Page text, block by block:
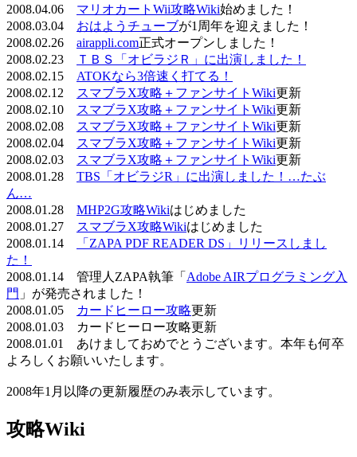
2008.04.06 マリオカートWii攻略Wiki始めました！
2008.03.04 おはようチューブが1周年を迎えました！
2008.02.26 airappli.com正式オープンしました！
2008.02.23
ＴＢＳ「オビラジＲ」に出演しました！
2008.02.15 ATOKなら3倍速く打てる！
2008.02.12
スマブラX攻略＋ファンサイトWiki更新
2008.02.10
スマブラX攻略＋ファンサイトWiki更新
2008.02.08
スマブラX攻略＋ファンサイトWiki更新
2008.02.04
スマブラX攻略＋ファンサイトWiki更新
2008.02.03
スマブラX攻略＋ファンサイトWiki更新
2008.01.28 TBS「オビラジR」に出演しました！…たぶ
ん…
2008.01.28 MHP2G攻略Wikiはじめました
2008.01.27
スマブラX攻略Wikiはじめました
2008.01.14
「ZAPA PDF READER DS」リリースしまし
た！
2008.01.14 管理人ZAPA執筆「 Adobe AIRプログラミング入
門 」が発売されました！
2008.01.05
カードヒーロー攻略更新
2008.01.03 カードヒーロー攻略更新
2008.01.01 あけましておめでとうございます。本年も何卒
よろしくお願いいたします。
2008年1月以降の更新履歴のみ表示しています。
攻略Wiki